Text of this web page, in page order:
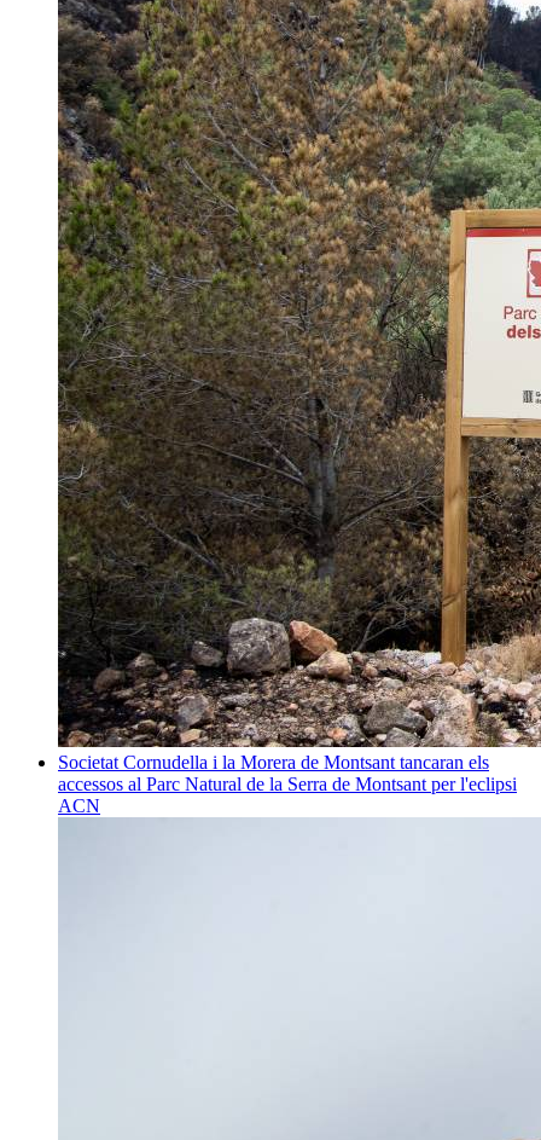
Societat Cornudella i la Morera de Montsant tancaran els
accessos al Parc Natural de la Serra de Montsant per l'eclipsi
ACN